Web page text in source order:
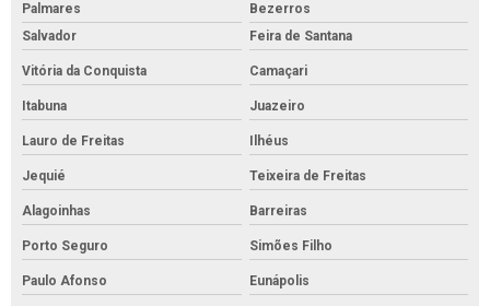
Palmares
Bezerros
Salvador
Feira de Santana
Vitória da Conquista Camaçari
Itabuna Juazeiro
Lauro de Freitas Ilhéus
Jequié Teixeira de Freitas
Alagoinhas Barreiras
Porto Seguro Simões Filho
Paulo Afonso Eunápolis